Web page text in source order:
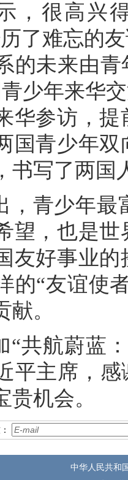
，很高兴
了难忘的
的未来由青
少年来华
华参访，
国青少年
书写了两国
，青少年
望，也是
友好事业
的“友谊使
。
“共航蔚蓝
平主席，
机会。
中华人民共和